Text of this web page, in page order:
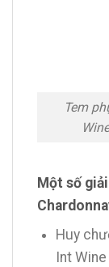
Tem
Một số
Huy
Int